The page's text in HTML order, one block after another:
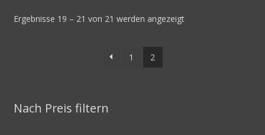
Ergebnisse 19 – 21 von 21 werden angezeigt
1 2
Nach Preis filtern